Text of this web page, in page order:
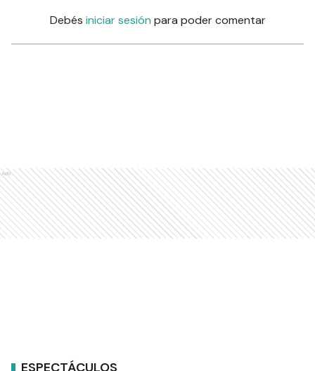
Debés iniciar sesión para poder comentar
Ads
ESPECTÁCULOS